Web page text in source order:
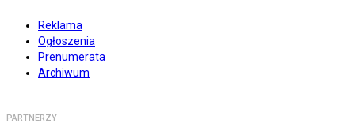
Reklama
Ogłoszenia
Prenumerata
Archiwum
PARTNERZY